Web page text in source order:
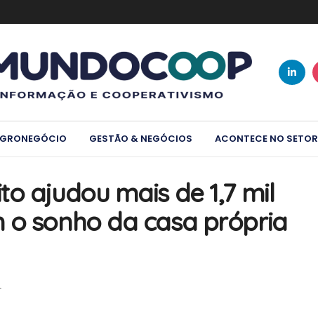
GESTÃO & NEGÓCIOS ACONTECE NO SETOR
ajudou mais de 1,7 mil
o sonho da casa própria